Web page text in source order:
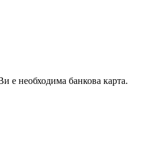
е необходима банкова карта.